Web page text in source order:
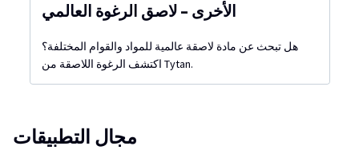
الأخرى – لاصق الرغوة العالمي
هل تبحث عن مادة لاصقة عالمية للمواد والقوام المختلفة؟
اكتشف الرغوة اللاصقة من Tytan.
مجال التطبيقات